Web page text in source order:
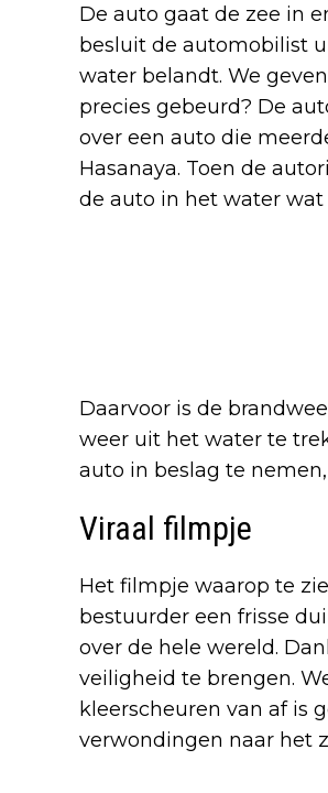
De auto gaat de zee in
besluit de automobilist
water belandt. We
precies gebeurd? De
over een auto die
Hasanaya. Toen de
de auto in het water wat
Daarvoor is de
weer uit het water te
auto in beslag te
Viraal filmpje
Het filmpje waarop te
bestuurder een frisse
over de hele wereld.
veiligheid te brengen.
kleerscheuren van af is
verwondingen naar het